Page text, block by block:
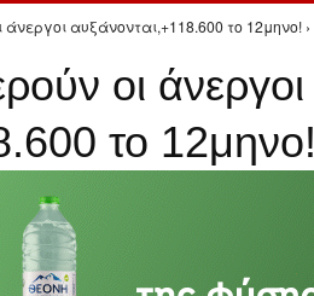
άνεργοι αυξάνονται,+118.600 το 12μηνο! ›
οι άνεργοι
το 12μηνο!